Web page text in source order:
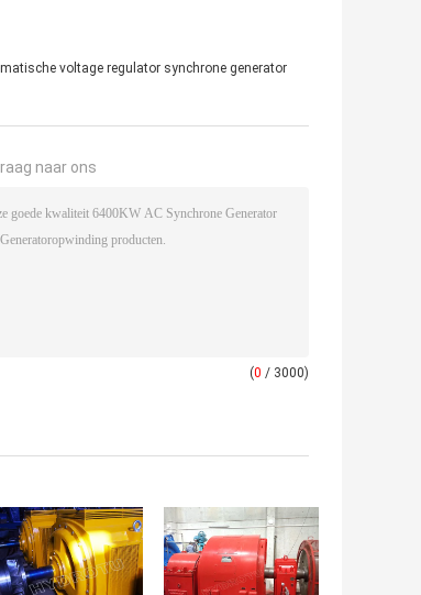
voltage regulator synchrone generator
naar ons
(0 / 3000)